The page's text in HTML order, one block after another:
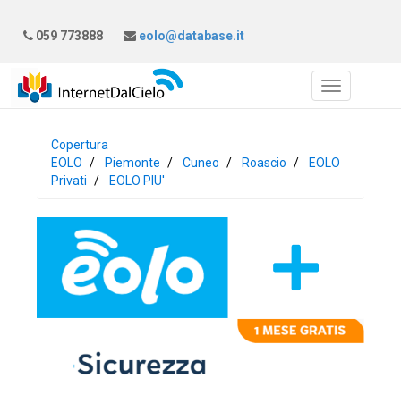
059 773888 eolo@database.it
Copertura
EOLO
Piemonte Cuneo Roascio
EOLO
Privati
EOLO PIU'